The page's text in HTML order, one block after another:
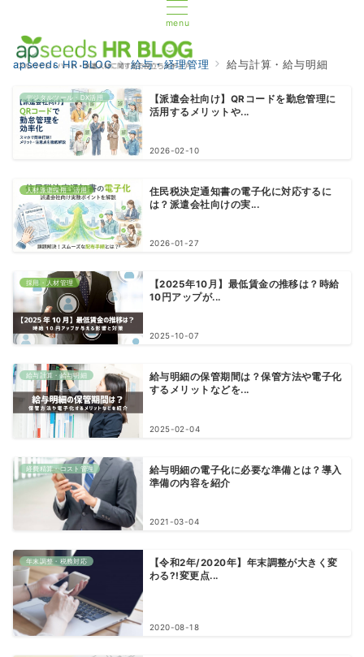
menu
apseeds HR BLOG 給与・経理管理 給与計算・給与明細
デジタルツール・DX活用
【派遣会社向け】QRコードを勤怠管理に
活用するメリットや...
2026-02-10
人材派遣採用・活用
住民税決定通知書の電子化に対応するに
は？派遣会社向けの実...
2026-01-27
採用・人材管理
【2025年10月】最低賃金の推移は？時給
10円アップが...
2025-10-07
給与計算・給与明細
給与明細の保管期間は？保管方法や電子化
するメリットなどを...
2025-02-04
経費精算・コスト管理
給与明細の電子化に必要な準備とは？導入
準備の内容を紹介
2021-03-04
年末調整・税務対応
【令和2年/2020年】年末調整が大きく変
わる?!変更点...
2020-08-18